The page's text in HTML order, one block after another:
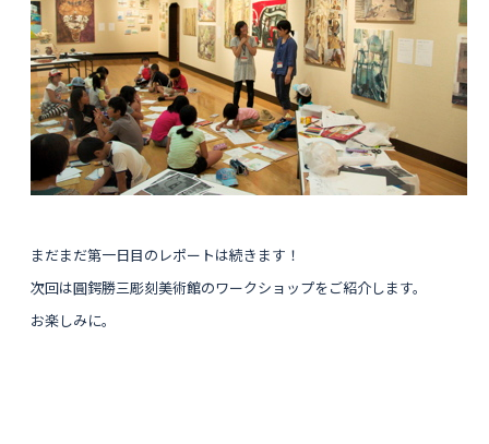
まだまだ第一日目のレポートは続きます！
次回は圓鍔勝三彫刻美術館のワークショップをご紹介します。
お楽しみに。